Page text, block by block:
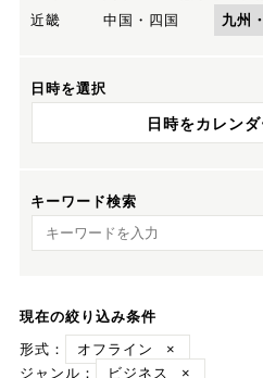
近畿
中国・四国 九州
日時を選択
日時をカレン
キーワード検索
キーワード検索
現在の絞り込み条件
形式：
オフライン
×
ジャンル：
ビジネス
×